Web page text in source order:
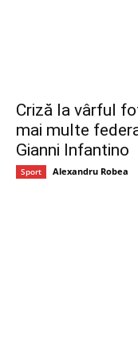
Criză la vârful
mai multe
Gianni Infantino
Sport Alexandru Robea